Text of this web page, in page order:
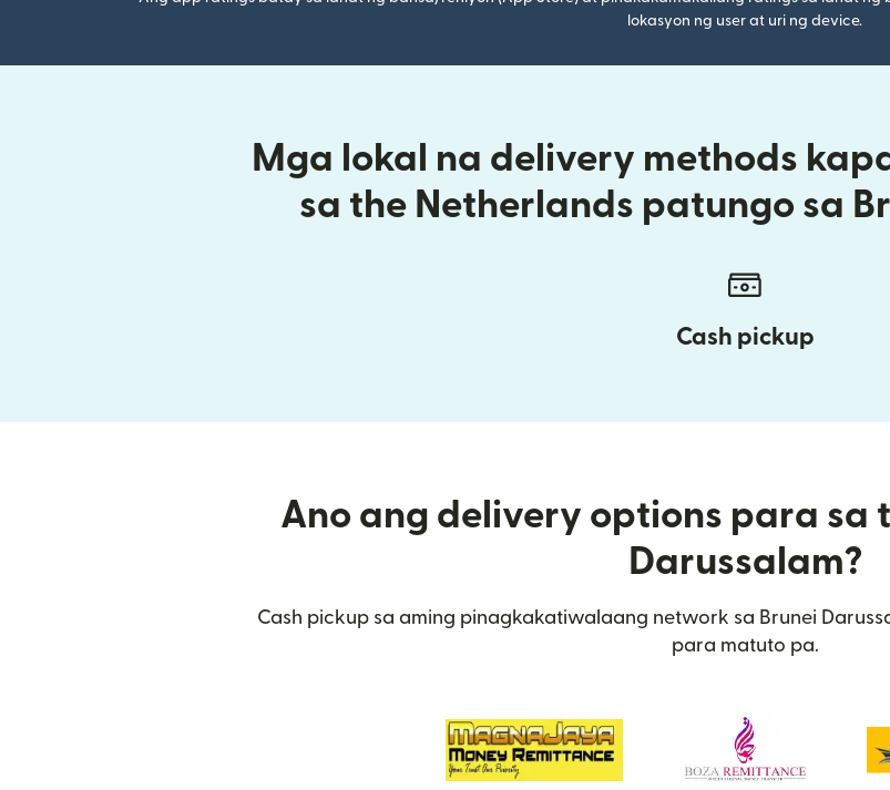
lokasyon ng user at uri ng device.
Mga lokal na delivery methods
sa the Netherlands patungo sa
Cash pickup
Ano ang delivery options para sa
Darussalam?
Cash pickup sa aming pinagkakatiwalaang network sa Brunei
para matuto pa.